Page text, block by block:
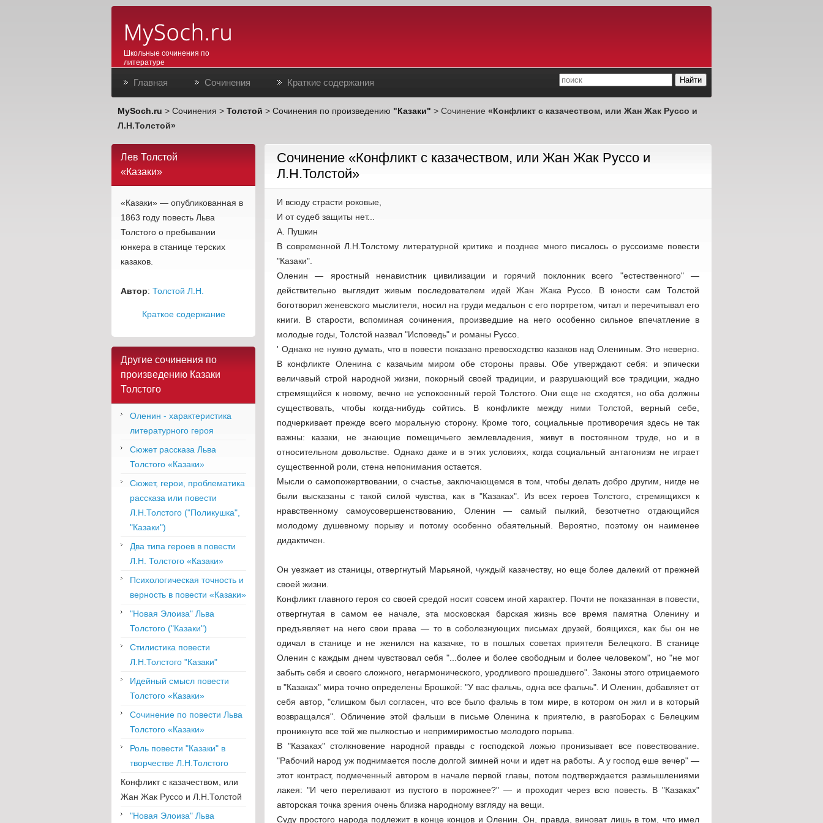
Школьные сочинения по
литературе
Главная Сочинения Краткие содержания
MySoch.ru > Сочинения > Толстой > Сочинения по произведению "Казаки" > Сочинение «Конфликт с казачеством, или Жан Жак Руссо и
Л.Н.Толстой»
Лев Толстой
«Казаки»
«Казаки» — опубликованная в
1863 году повесть Льва
Толстого о пребывании
юнкера в станице терских
казаков.
Автор: Толстой Л.Н.
Краткое содержание
Другие сочинения по
произведению Казаки
Толстого
Оленин - характеристика
литературного героя
Сюжет рассказа Льва
Толстого «Казаки»
Сюжет, герои, проблематика
рассказа или повести
Л.Н.Толстого ("Поликушка",
"Казаки")
Два типа героев в повести
Л.Н. Толстого «Казаки»
Психологическая точность и
верность в повести «Казаки»
"Новая Элоиза" Льва
Толстого ("Казаки")
Стилистика повести
Л.Н.Толстого "Казаки"
Идейный смысл повести
Толстого «Казаки»
Сочинение по повести Льва
Толстого «Казаки»
Роль повести "Казаки" в
творчестве Л.Н.Толстого
Конфликт с казачеством, или
Жан Жак Руссо и Л.Н.Толстой
"Новая Элоиза" Льва
Cочинение «Конфликт с казачеством, или Жан Жак Руссо и
Л.Н.Толстой»
И всюду страсти роковые,
И от судеб защиты нет...
А. Пушкин
В современной Л.Н.Толстому литературной критике и позднее много писалось о руссоизме повести
"Казаки".
Оленин — яростный ненавистник цивилизации и горячий поклонник всего "естественного" —
действительно выглядит живым последователем идей Жан Жака Руссо. В юности сам Толстой
боготворил женевского мыслителя, носил на груди медальон с его портретом, читал и перечитывал его
книги. В старости, вспоминая сочинения, произведшие на него особенно сильное впечатление в
молодые годы, Толстой назвал "Исповедь" и романы Руссо.
' Однако не нужно думать, что в повести показано превосходство казаков над Олениным. Это неверно.
В конфликте Оленина с казачьим миром обе стороны правы. Обе утверждают себя: и эпически
величавый строй народной жизни, покорный своей традиции, и разрушающий все традиции, жадно
стремящийся к новому, вечно не успокоенный герой Толстого. Они еще не сходятся, но оба должны
существовать, чтобы когда-нибудь сойтись. В конфликте между ними Толстой, верный себе,
подчеркивает прежде всего моральную сторону. Кроме того, социальные противоречия здесь не так
важны: казаки, не знающие помещичьего землевладения, живут в постоянном труде, но и в
относительном довольстве. Однако даже и в этих условиях, когда социальный антагонизм не играет
существенной роли, стена непонимания остается.
Мысли о самопожертвовании, о счастье, заключающемся в том, чтобы делать добро другим, нигде не
были высказаны с такой силой чувства, как в "Казаках". Из всех героев Толстого, стремящихся к
нравственному самоусовершенствованию, Оленин — самый пылкий, безотчетно отдающийся
молодому душевному порыву и потому особенно обаятельный. Вероятно, поэтому он наименее
дидактичен.
Он уезжает из станицы, отвергнутый Марьяной, чуждый казачеству, но еще более далекий от прежней
своей жизни.
Конфликт главного героя со своей средой носит совсем иной характер. Почти не показанная в повести,
отвергнутая в самом ее начале, эта московская барская жизнь все время памятна Оленину и
предъявляет на него свои права — то в соболезнующих письмах друзей, боящихся, как бы он не
одичал в станице и не женился на казачке, то в пошлых советах приятеля Белецкого. В станице
Оленин с каждым днем чувствовал себя "...более и более свободным и более человеком", но "не мог
забыть себя и своего сложного, негармонического, уродливого прошедшего". Законы этого отрицаемого
в "Казаках" мира точно определены Брошкой: "У вас фальчь, одна все фальчь". И Оленин, добавляет от
себя автор, "слишком был согласен, что все было фальчь в том мире, в котором он жил и в который
возвращался". Обличение этой фальши в письме Оленина к приятелю, в разгоБорах с Белецким
проникнуто все той же пылкостью и непримиримостью молодого порыва.
В "Казаках" столкновение народной правды с господской ложью пронизывает все повествование.
"Рабочий народ уж поднимается после долгой зимней ночи и идет на работы. А у господ еше вечер" —
этот контраст, подмеченный автором в начале первой главы, потом подтверждается размышлениями
лакея: "И чего переливают из пустого в порожнее?" — и проходит через всю повесть. В "Казаках"
авторская точка зрения очень близка народному взгляду на вещи.
Суду простого народа подлежит в конце концов и Оленин. Он, правда, виноват лишь в том, что имел